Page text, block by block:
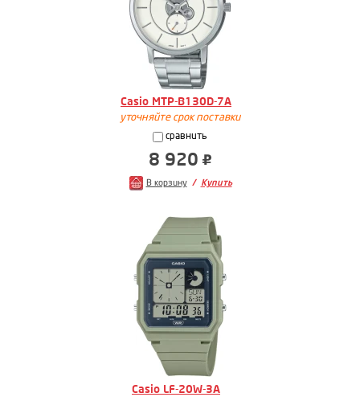
Casio MTP-B130D-7A
уточняйте срок поставки
сравнить
8 920
В корзину Купить
Casio LF-20W-3A